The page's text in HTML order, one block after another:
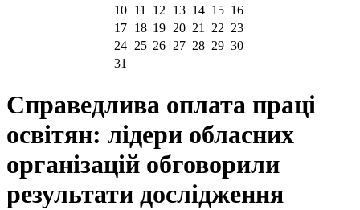
10
11 12 13 14 15 16
17
18 19 20 21 22 23
24
25 26 27 28 29 30
31
Справедлива оплата праці
освітян: лідери обласних
організацій обговорили
результати дослідження